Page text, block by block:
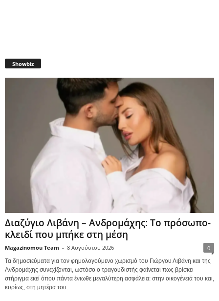
Showbiz
Διαζύγιο Λιβάνη – Ανδρομάχης: Το πρόσωπο-
κλειδί που μπήκε στη μέση
Magazinomou Team - 8 Αυγούστου 2026 0
Τα δημοσιεύματα για τον φημολογούμενο χωρισμό του Γιώργου Λιβάνη και της
Ανδρομάχης συνεχίζονται, ωστόσο ο τραγουδιστής φαίνεται πως βρίσκει
στήριγμα εκεί όπου πάντα ένιωθε μεγαλύτερη ασφάλεια: στην οικογένειά του και,
κυρίως, στη μητέρα του.